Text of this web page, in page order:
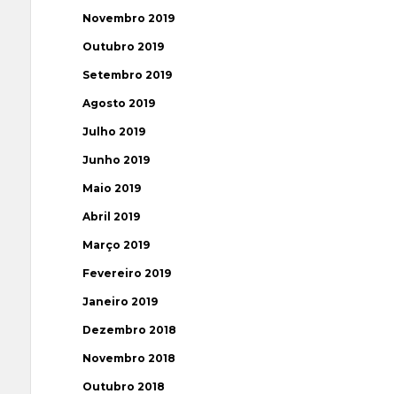
Novembro 2019
Outubro 2019
Setembro 2019
Agosto 2019
Julho 2019
Junho 2019
Maio 2019
Abril 2019
Março 2019
Fevereiro 2019
Janeiro 2019
Dezembro 2018
Novembro 2018
Outubro 2018